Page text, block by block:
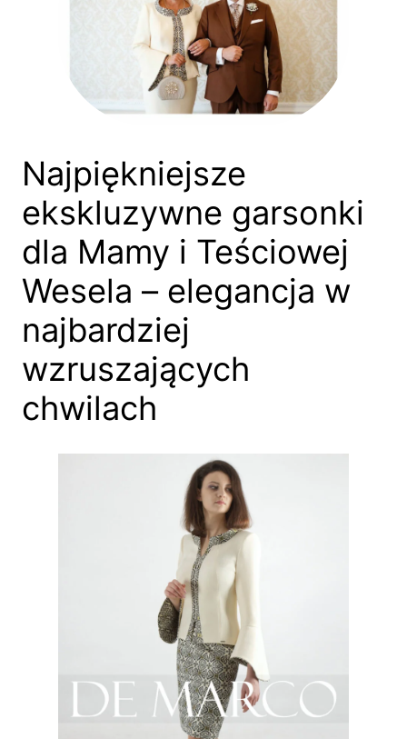
Najpiękniejsze
ekskluzywne garsonki
dla Mamy i Teściowej
Wesela – elegancja w
najbardziej
wzruszających
chwilach